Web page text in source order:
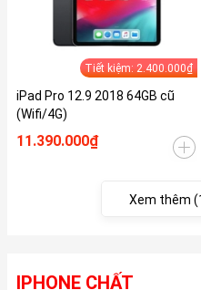
Tiết kiệm: 2.400.000₫
iPad Pro 12.9 2018 64GB cũ
(Wifi/4G)
11.390.000₫
Xem thêm
IPHONE CHẤT